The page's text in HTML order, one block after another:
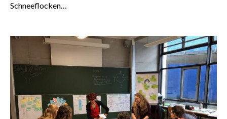
Schneeflocken…